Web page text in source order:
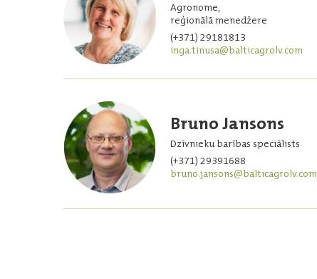
Agronome,
reģionālā menedžere
(+371) 29181813
inga.tinusa@balticagrolv.com
Bruno Jansons
Dzīvnieku barības speciālists
(+371) 29391688
bruno.jansons@balticagrolv.com